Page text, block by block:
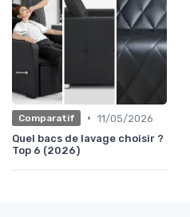
Comparatif • 11/05/2026
Quel bacs de lavage choisir ?
Top 6 (2026)